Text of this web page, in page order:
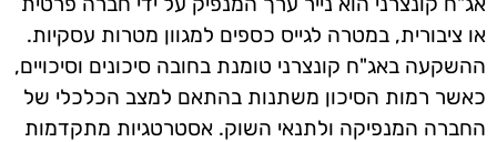
או ציבורית, במטרה לגייס כספים למגוון מטרות עסקיות.
ההשקעה באג"ח קונצרני טומנת בחובה סיכונים וסיכויים,
כאשר רמות הסיכון משתנות בהתאם למצב הכלכלי של
החברה המנפיקה ולתנאי השוק. אסטרטגיות מתקדמות